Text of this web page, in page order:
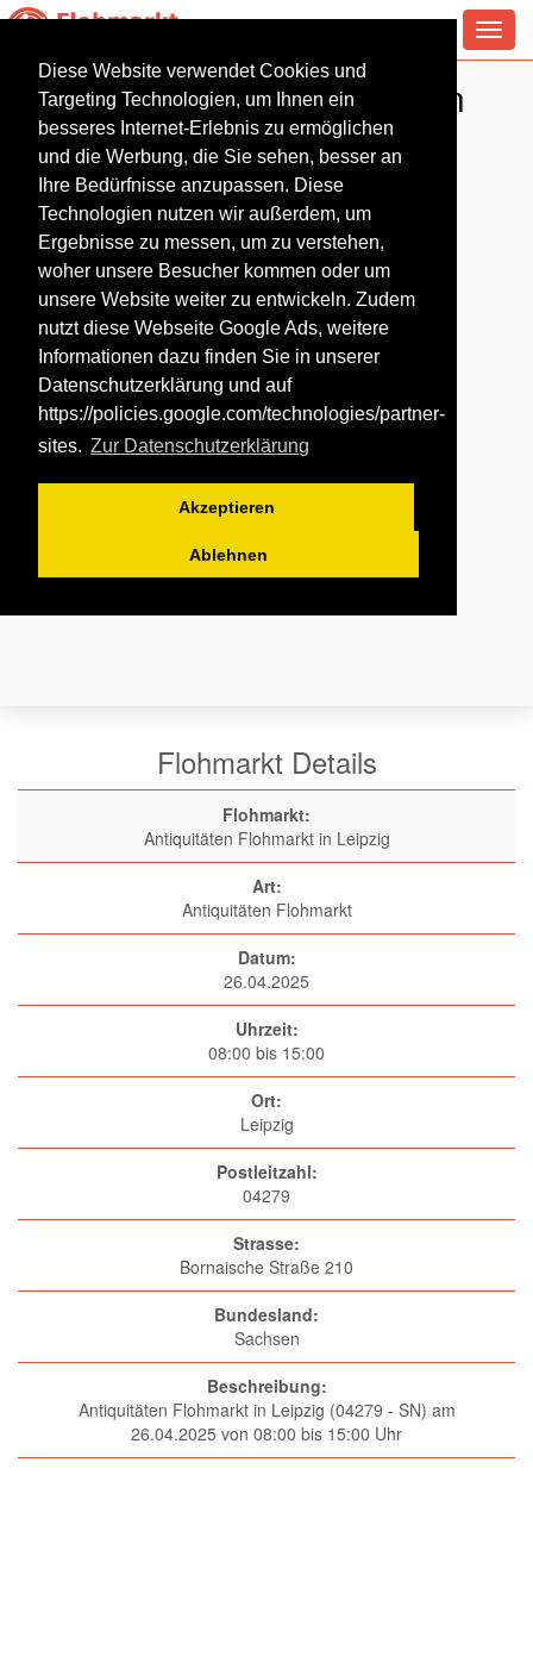
Diese Website verwendet Cookies und
Targeting Technologien, um Ihnen ein
besseres Internet-Erlebnis zu ermöglichen
und die Werbung, die Sie sehen, besser an
Ihre Bedürfnisse anzupassen. Diese
Technologien nutzen wir außerdem, um
Ergebnisse zu messen, um zu verstehen,
woher unsere Besucher kommen oder um
unsere Website weiter zu entwickeln. Zudem
nutzt diese Webseite Google Ads, weitere
Informationen dazu finden Sie in unserer
Datenschutzerklärung und auf
https://policies.google.com/technologies/partner-
sites. Zur Datenschutzerklärung
Akzeptieren
Ablehnen
Antiquitäten Flohmarkt in
Leipzig
Flohmarkt Details
Flohmarkt:
Antiquitäten Flohmarkt in Leipzig
Art:
Antiquitäten Flohmarkt
Datum:
26.04.2025
Uhrzeit:
08:00 bis 15:00
Ort:
Leipzig
Postleitzahl:
04279
Strasse:
Bornaische Straße 210
Bundesland:
Sachsen
Beschreibung:
Antiquitäten Flohmarkt in Leipzig (04279 - SN) am
26.04.2025 von 08:00 bis 15:00 Uhr